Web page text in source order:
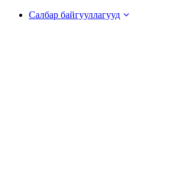
Салбар байгууллагууд